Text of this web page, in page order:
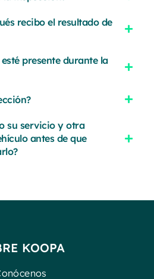
recibo el resultado de
presente durante la
su servicio y otra
antes de que
KOOPA